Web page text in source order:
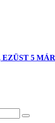
EZÜST 5